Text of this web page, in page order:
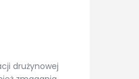
drużynowej